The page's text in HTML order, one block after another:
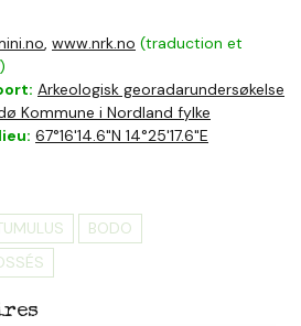
www.nrk.no (traduction et
)
Arkeologisk georadarundersøkelse
Kommune i Nordland fylke
67°16'14.6"N 14°25'17.6"E
BODO